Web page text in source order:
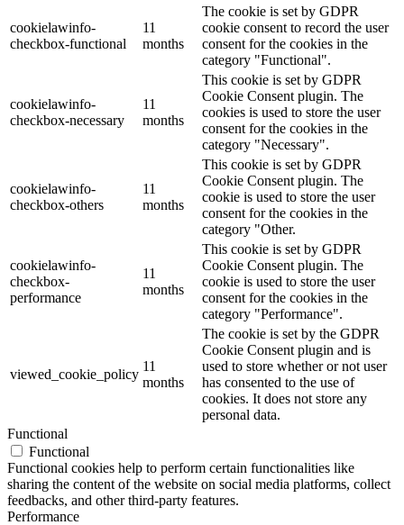
cookielawinfo-
checkbox-functional
11
months
The cookie is set by GDPR
cookie consent to record the user
consent for the cookies in the
category "Functional".
cookielawinfo-
checkbox-necessary
11
months
This cookie is set by GDPR
Cookie Consent plugin. The
cookies is used to store the user
consent for the cookies in the
category "Necessary".
cookielawinfo-
checkbox-others
11
months
This cookie is set by GDPR
Cookie Consent plugin. The
cookie is used to store the user
consent for the cookies in the
category "Other.
cookielawinfo-
checkbox-
performance
11
months
This cookie is set by GDPR
Cookie Consent plugin. The
cookie is used to store the user
consent for the cookies in the
category "Performance".
viewed_cookie_policy
11
months
The cookie is set by the GDPR
Cookie Consent plugin and is
used to store whether or not user
has consented to the use of
cookies. It does not store any
personal data.
Functional
Functional
Functional cookies help to perform certain functionalities like
sharing the content of the website on social media platforms, collect
feedbacks, and other third-party features.
Performance